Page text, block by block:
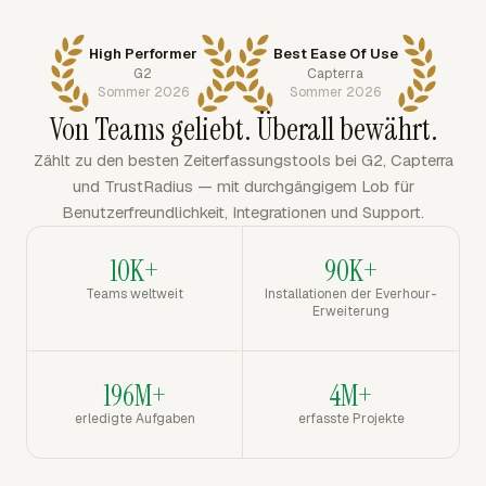
High Performer
G2
Sommer 2026
Best Ease Of Use
Capterra
Sommer 2026
Von Teams geliebt. Überall bewährt.
Zählt zu den besten Zeiterfassungstools bei G2, Capterra
und TrustRadius — mit durchgängigem Lob für
Benutzerfreundlichkeit, Integrationen und Support.
10K+
Teams weltweit
90K+
Installationen der Everhour-
Erweiterung
196M+
erledigte Aufgaben
4M+
erfasste Projekte